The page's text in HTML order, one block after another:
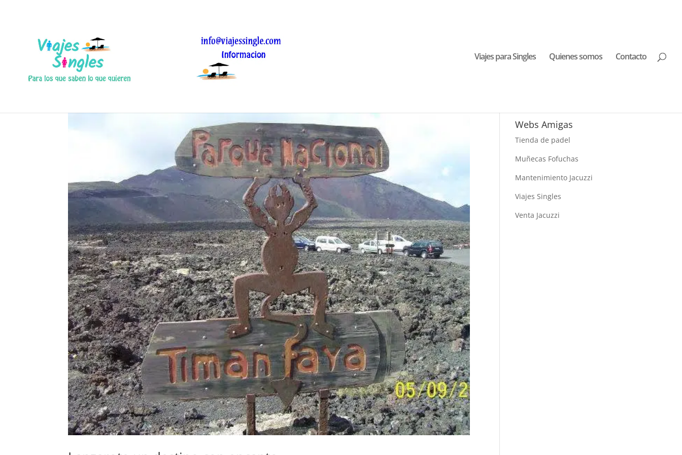
Viajes para Singles Quienes somos Contacto
Webs Amigas
Tienda de padel
Muñecas Fofuchas
Mantenimiento Jacuzzi
Viajes Singles
Venta Jacuzzi